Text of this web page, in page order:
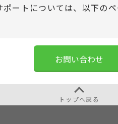
ートについては、 以下の
お問い合わせ
トップへ戻る